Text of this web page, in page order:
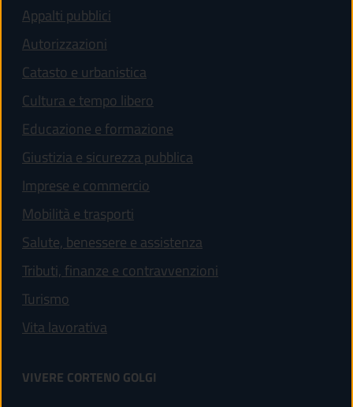
Appalti pubblici
Autorizzazioni
Catasto e urbanistica
Cultura e tempo libero
Educazione e formazione
Giustizia e sicurezza pubblica
Imprese e commercio
Mobilità e trasporti
Salute, benessere e assistenza
Tributi, finanze e contravvenzioni
Turismo
Vita lavorativa
VIVERE CORTENO GOLGI